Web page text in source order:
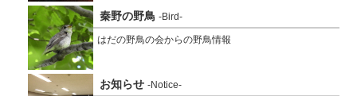
秦野の野鳥 -Bird-
はだの野鳥の会からの野鳥情報
お知らせ -Notice-